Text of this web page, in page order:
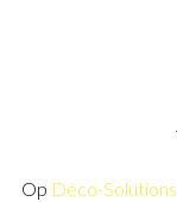
Op Déco-Solutions